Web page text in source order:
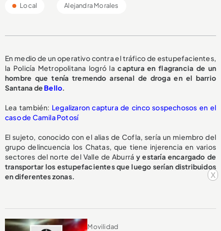
x
Local Alejandra Morales
En medio de un operativo contra el tráfico de estupefacientes,
la Policía Metropolitana logró lacaptura en flagrancia de un
hombre que tenía tremendo arsenal de droga en el barrio
Santana de Bello.
Lea también: Legalizaron captura de cinco sospechosos en el
caso de Camila Potosí
El sujeto, conocido con el alias de Cofla, sería un miembro del
grupo delincuencia los Chatas, que tiene injerencia en varios
sectores del norte del Valle de Aburrá y estaría encargado de
transportar los estupefacientes que luego serían distribuidos
en diferentes zonas.
Movilidad